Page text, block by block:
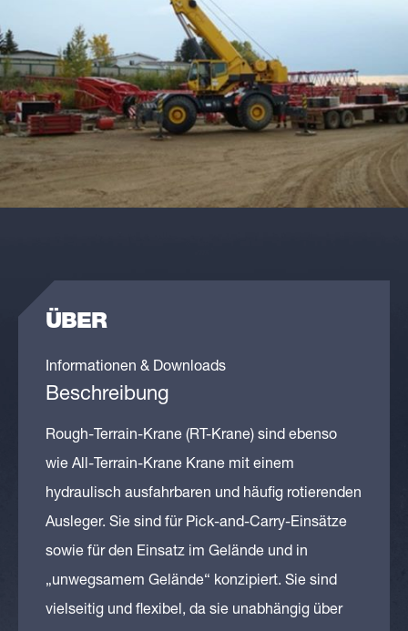
ÜBER
Informationen & Downloads
Beschreibung
Rough-Terrain-Krane (RT-Krane) sind ebenso
wie All-Terrain-Krane Krane mit einem
hydraulisch ausfahrbaren und häufig rotierenden
Ausleger. Sie sind für Pick-and-Carry-Einsätze
sowie für den Einsatz im Gelände und in
„unwegsamem Gelände“ konzipiert. Sie sind
vielseitig und flexibel, da sie unabhängig über